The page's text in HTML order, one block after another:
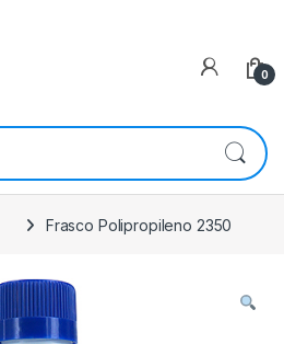
0
Frasco Polipropileno 2350